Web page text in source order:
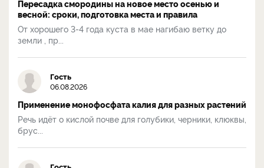
Пересадка смородины на новое место осенью и
весной: сроки, подготовка места и правила
От хорошего 3-4 года куста в мае нагибаю ветку до
земли , пр...
Гость
06.08.2026
Применение монофосфата калия для разных растений
Речь идёт о кислой почве для голубики, черники, клюквы,
брус...